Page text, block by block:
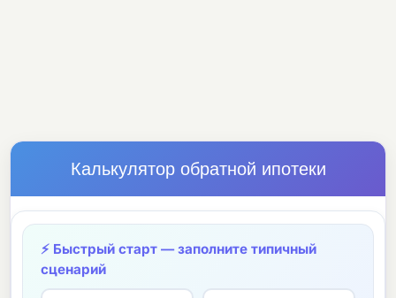
Калькулятор обратной ипотеки
⚡ Быстрый старт — заполните типичный
сценарий